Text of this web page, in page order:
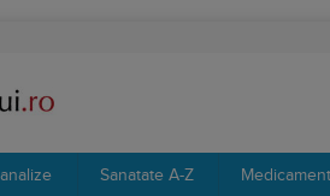
Sanatate A-Z